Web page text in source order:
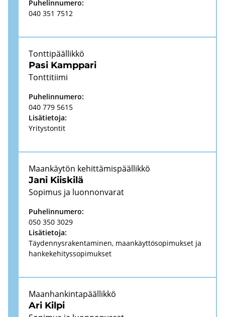
Pu­he­lin­nu­me­ro:
040 351 7512
Pasi Kamp­pa­ri
Tont­ti­pääl­lik­kö
Tont­ti­tii­mi
Pu­he­lin­nu­me­ro:
040 779 5615
Li­sä­tie­to­ja:
Yri­tys­ton­tit
Jani Kiis­ki­lä
Maan­käy­tön ke­hit­tä­mis­pääl­lik­kö
So­pi­mus ja luon­non­va­rat
Pu­he­lin­nu­me­ro:
050 350 3029
Li­sä­tie­to­ja:
Täy­den­nys­ra­ken­ta­mi­nen, maan­käyt­tö­so­pi­muk­set ja
han­ke­ke­hi­tys­so­pi­muk­set
Ari Kilpi
Maan­han­kin­ta­pääl­lik­kö